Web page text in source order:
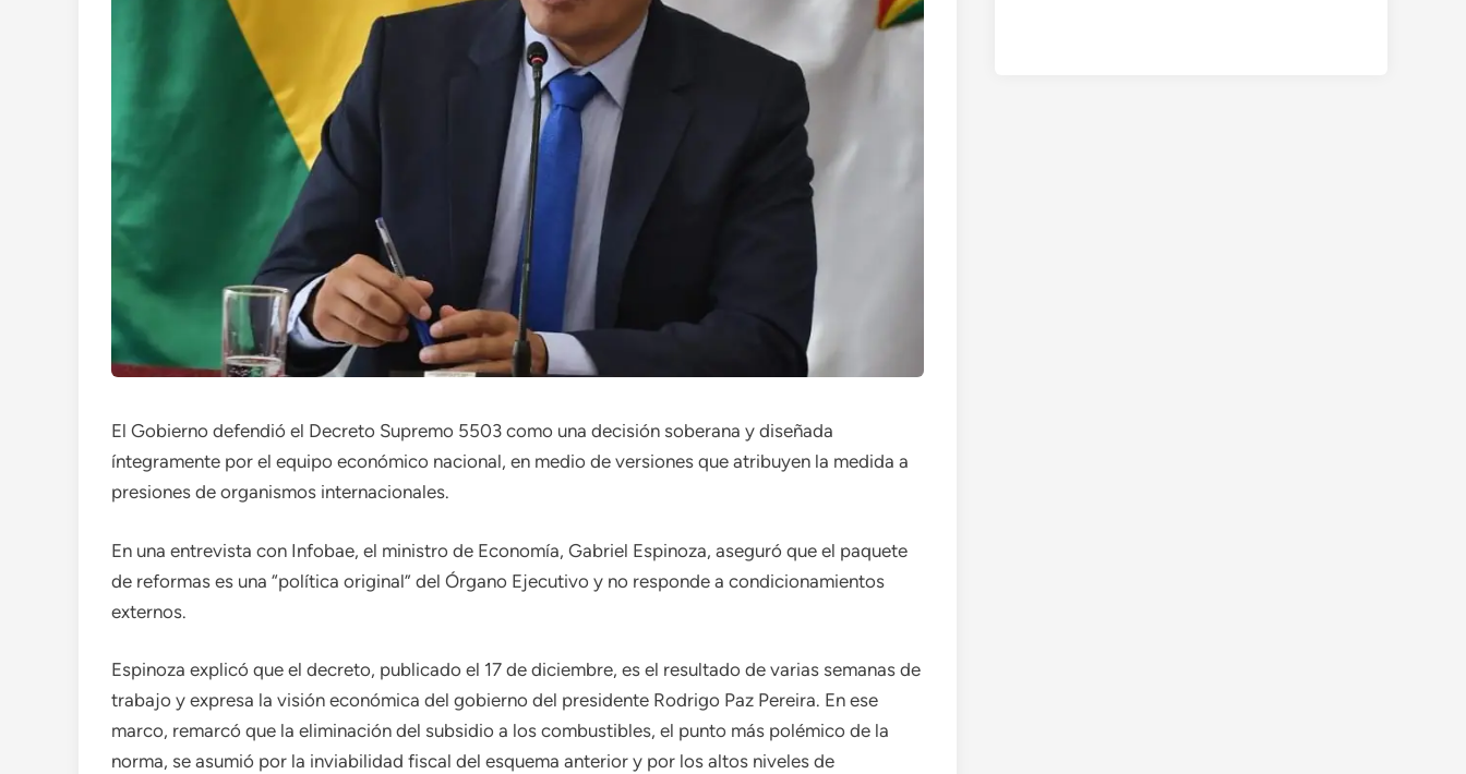
El Gobierno defendió el Decreto Supremo 5503 como una decisión soberana y diseñada
íntegramente por el equipo económico nacional, en medio de versiones que atribuyen la medida a
presiones de organismos internacionales.
En una entrevista con Infobae, el ministro de Economía, Gabriel Espinoza, aseguró que el paquete
de reformas es una “política original” del Órgano Ejecutivo y no responde a condicionamientos
externos.
Espinoza explicó que el decreto, publicado el 17 de diciembre, es el resultado de varias semanas de
trabajo y expresa la visión económica del gobierno del presidente Rodrigo Paz Pereira. En ese
marco, remarcó que la eliminación del subsidio a los combustibles, el punto más polémico de la
norma, se asumió por la inviabilidad fiscal del esquema anterior y por los altos niveles de